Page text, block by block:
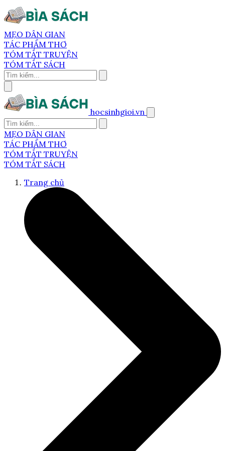
MẸO DÂN GIAN
TÁC PHẨM THƠ
TÓM TẮT TRUYỆN
TÓM TẮT SÁCH
hocsinhgioi.vn
MẸO DÂN GIAN
TÁC PHẨM THƠ
TÓM TẮT TRUYỆN
TÓM TẮT SÁCH
Trang chủ